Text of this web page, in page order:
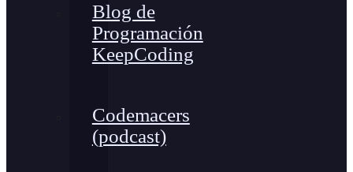
Blog de
Programación
KeepCoding
Codemacers
(podcast)